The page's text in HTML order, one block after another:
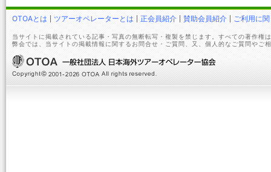
OTOAとは ツアーオペレーターとは 正会員紹介 賛助会員紹介 ご利用に
当サイトに掲載されている記事・写真の無断転写・複製を禁じます。すべての著作権
弊会では、当サイトの掲載情報に関するお問合せ・ご質問、又、個人的なご質問やご